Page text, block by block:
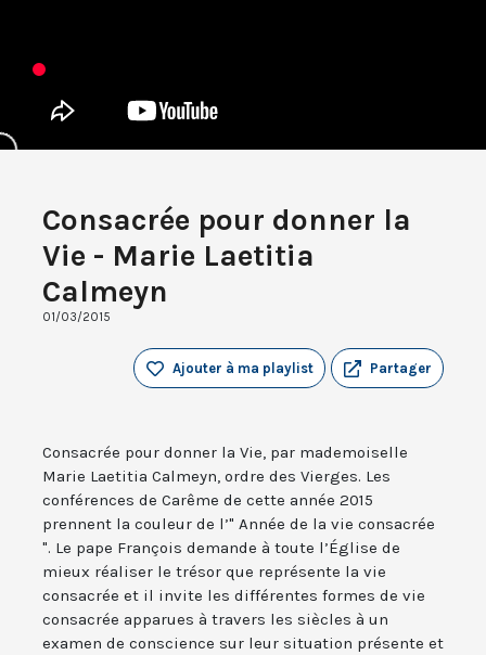
Consacrée pour donner la
Vie - Marie Laetitia
Calmeyn
01/03/2015
Partager
Ajouter à ma playlist
Consacrée pour donner la Vie, par mademoiselle
Marie Laetitia Calmeyn, ordre des Vierges. Les
conférences de Carême de cette année 2015
prennent la couleur de l’" Année de la vie consacrée
". Le pape François demande à toute l’Église de
mieux réaliser le trésor que représente la vie
consacrée et il invite les différentes formes de vie
consacrée apparues à travers les siècles à un
examen de conscience sur leur situation présente et